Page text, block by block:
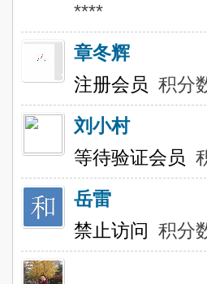
****
章冬辉
注册会员 积分
刘小村
等待验证会员
岳雷
禁止访问 积分